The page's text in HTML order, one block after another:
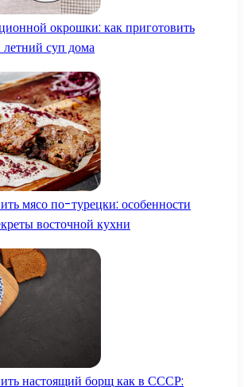
окрошки: как приготовить
летний суп дома
мясо по-турецки: особенности
восточной кухни
настоящий борщ как в СССР: